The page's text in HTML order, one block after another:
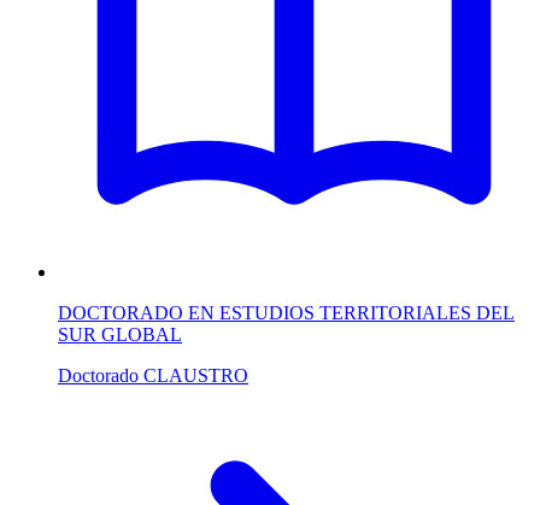
DOCTORADO EN ESTUDIOS TERRITORIALES DEL
SUR GLOBAL
Doctorado CLAUSTRO